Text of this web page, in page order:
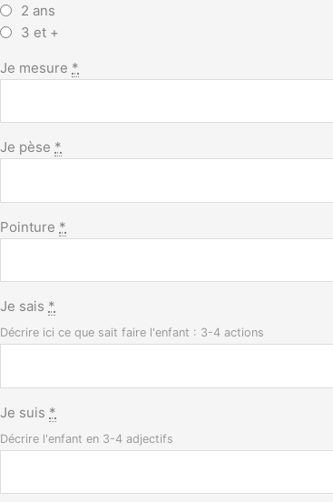
2 ans
3 et +
Je mesure *
Je pèse *
Pointure *
Je sais *
Décrire ici ce que sait faire l'enfant : 3-4 actions
Je suis *
Décrire l'enfant en 3-4 adjectifs